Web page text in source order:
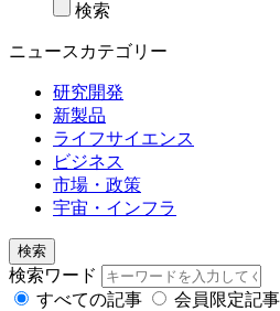
検索
ニュースカテゴリー
研究開発
新製品
ライフサイエンス
ビジネス
市場・政策
宇宙・インフラ
検索
検索ワード
すべての記事
会員限定記